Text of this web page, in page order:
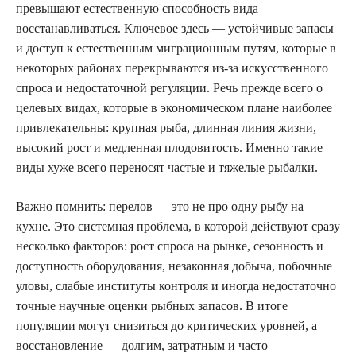
превышают естественную способность вида
восстанавливаться. Ключевое здесь — устойчивые запасы
и доступ к естественным миграционным путям, которые в
некоторых районах перекрываются из‑за искусственного
спроса и недостаточной регуляции. Речь прежде всего о
целевых видах, которые в экономическом плане наиболее
привлекательны: крупная рыба, длинная линия жизни,
высокий рост и медленная плодовитость. Именно такие
виды хуже всего переносят частые и тяжелые рыбалки.
Важно помнить: перелов — это не про одну рыбу на
кухне. Это системная проблема, в которой действуют сразу
несколько факторов: рост спроса на рынке, сезонность и
доступность оборудования, незаконная добыча, побочные
уловы, слабые институты контроля и иногда недостаточно
точные научные оценки рыбных запасов. В итоге
популяции могут снизиться до критических уровней, а
восстановление — долгим, затратным и часто